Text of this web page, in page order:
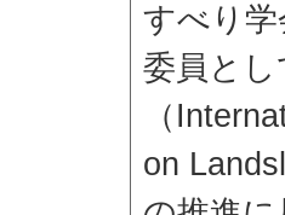
すべり学
委員と
（
on